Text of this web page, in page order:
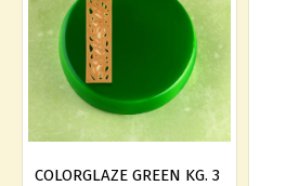
COLORGLAZE GREEN KG. 3